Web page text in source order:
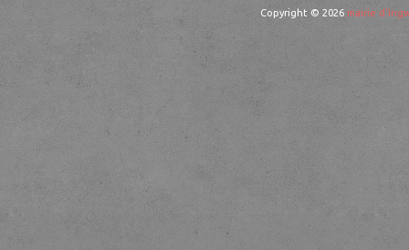
Copyright © 2026 mairie